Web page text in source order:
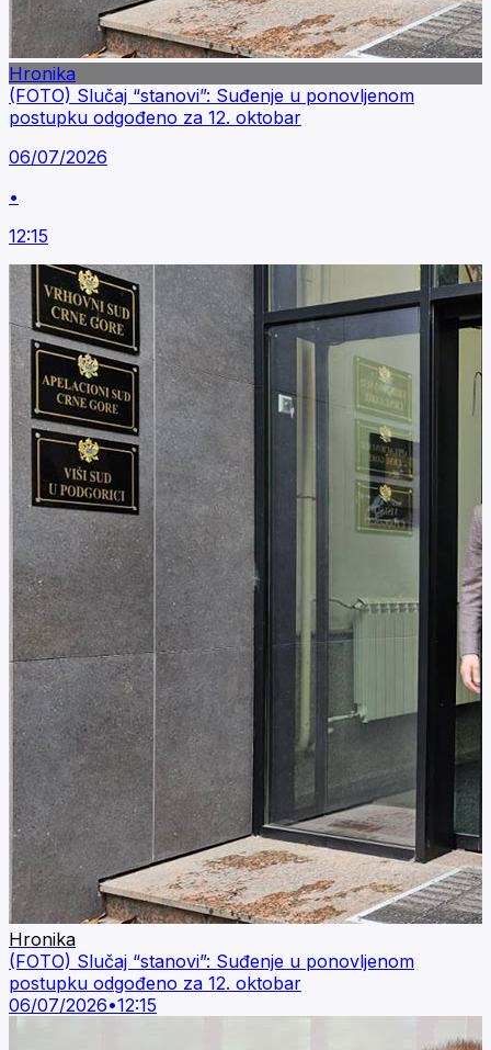
Hronika
(FOTO) Slučaj “stanovi”: Suđenje u ponovljenom
postupku odgođeno za 12. oktobar
06/07/2026
•
12:15
Hronika
(FOTO) Slučaj “stanovi”: Suđenje u ponovljenom
postupku odgođeno za 12. oktobar
06/07/2026•12:15